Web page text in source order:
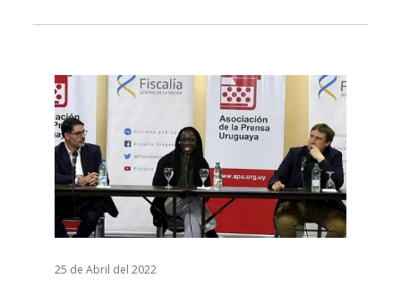
25 de Abril del 2022